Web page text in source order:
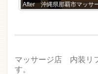
After 沖縄県那覇市マッサ
マッサージ店 内装リ
す。